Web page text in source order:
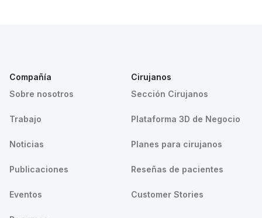
Compañía
Sobre nosotros
Trabajo
Noticias
Publicaciones
Eventos
Cirujanos
Sección Cirujanos
Plataforma 3D de Negocio
Planes para cirujanos
Reseñas de pacientes
Customer Stories